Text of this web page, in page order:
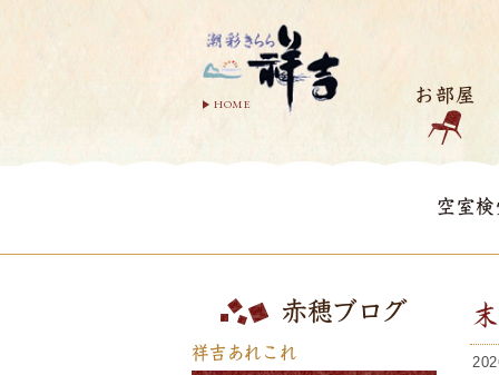
HOME お部屋
空室
赤穂ブログ
祥吉あれこれ